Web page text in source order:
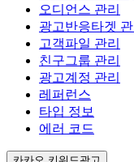
오디언스 관리
광고반응타겟 관
고객파일 관리
친구그룹 관리
광고계정 관리
레퍼런스
타입 정보
에러 코드